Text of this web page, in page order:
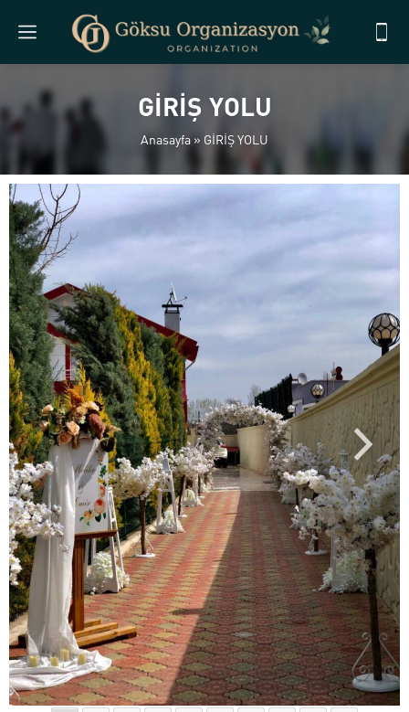
GİRİŞ YOLU
Anasayfa» GİRİŞ YOLU